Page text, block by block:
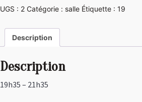
Vegas
UGS : 2 Catégorie : salle Étiquette : 19
Description
Description
19h35 – 21h35